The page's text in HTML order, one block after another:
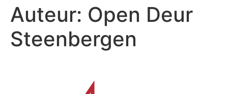
Auteur: Open Deur
Steenbergen